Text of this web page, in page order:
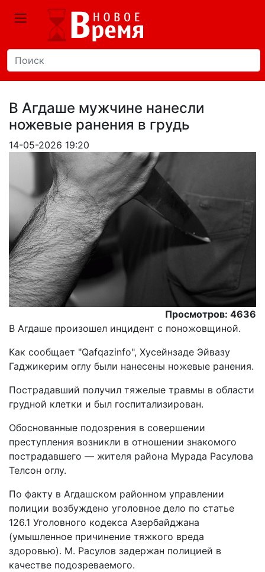
В Агдаше мужчине нанесли
ножевые ранения в грудь
14-05-2026 19:20
Просмотров: 4636
В Агдаше произошел инцидент с поножовщиной.
Как сообщает "Qafqazinfo", Хусейнзаде Эйвазу
Гаджикерим оглу были нанесены ножевые ранения.
Пострадавший получил тяжелые травмы в области
грудной клетки и был госпитализирован.
Обоснованные подозрения в совершении
преступления возникли в отношении знакомого
пострадавшего — жителя района Мурада Расулова
Телсон оглу.
По факту в Агдашском районном управлении
полиции возбуждено уголовное дело по статье
126.1 Уголовного кодекса Азербайджана
(умышленное причинение тяжкого вреда
здоровью). М. Расулов задержан полицией в
качестве подозреваемого.